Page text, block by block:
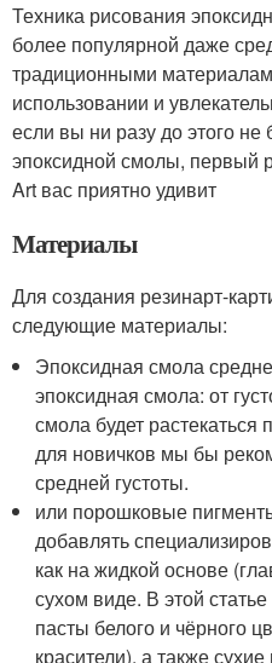
Техника рисования
более популярной даже
традиционными
использовании и
если вы ни разу до этого не
эпоксидной смолы, первый
Art вас приятно удивит
Материалы
Для создания резинарт-
следующие материалы:
Эпоксидная смола
эпоксидная смола: от
смола будет
для новичков мы бы
средней густоты.
или порошковые
добавлять
как на жидкой основе
сухом виде. В этой
пасты белого и чёрного
красители), а также